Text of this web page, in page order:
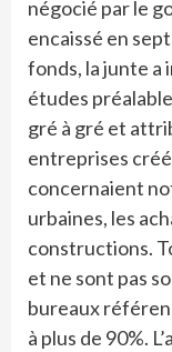
négocié par le
encaissé en
fonds, la junte a
études
gré à gré et
entreprises
concernaient
urbaines, les
constructions.
et ne sont pas
bureaux
à plus de 90%.